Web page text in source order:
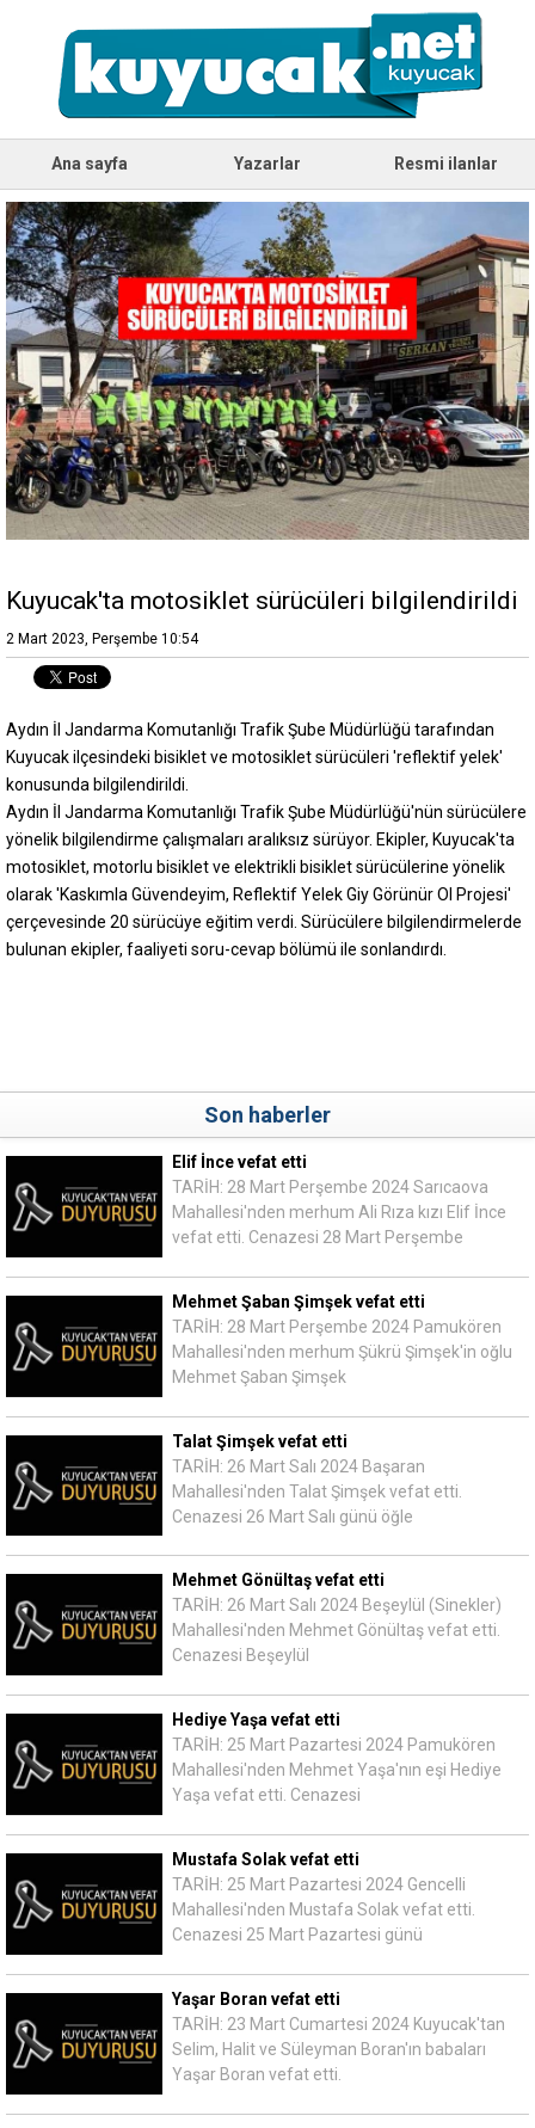
Ana sayfa Yazarlar Resmi ilanlar
Kuyucak'ta motosiklet sürücüleri bilgilendirildi
2 Mart 2023, Perşembe 10:54
Aydın İl Jandarma Komutanlığı Trafik Şube Müdürlüğü tarafından
Kuyucak ilçesindeki bisiklet ve motosiklet sürücüleri 'reflektif yelek'
konusunda bilgilendirildi.
Aydın İl Jandarma Komutanlığı Trafik Şube Müdürlüğü'nün sürücülere
yönelik bilgilendirme çalışmaları aralıksız sürüyor. Ekipler, Kuyucak'ta
motosiklet, motorlu bisiklet ve elektrikli bisiklet sürücülerine yönelik
olarak 'Kaskımla Güvendeyim, Reflektif Yelek Giy Görünür Ol Projesi'
çerçevesinde 20 sürücüye eğitim verdi. Sürücülere bilgilendirmelerde
bulunan ekipler, faaliyeti soru-cevap bölümü ile sonlandırdı.
Son haberler
Elif İnce vefat etti
TARİH: 28 Mart Perşembe 2024 Sarıcaova
Mahallesi'nden merhum Ali Rıza kızı Elif İnce
vefat etti. Cenazesi 28 Mart Perşembe
Mehmet Şaban Şimşek vefat etti
TARİH: 28 Mart Perşembe 2024 Pamukören
Mahallesi'nden merhum Şükrü Şimşek'in oğlu
Mehmet Şaban Şimşek
Talat Şimşek vefat etti
TARİH: 26 Mart Salı 2024 Başaran
Mahallesi'nden Talat Şimşek vefat etti.
Cenazesi 26 Mart Salı günü öğle
Mehmet Gönültaş vefat etti
TARİH: 26 Mart Salı 2024 Beşeylül (Sinekler)
Mahallesi'nden Mehmet Gönültaş vefat etti.
Cenazesi Beşeylül
Hediye Yaşa vefat etti
TARİH: 25 Mart Pazartesi 2024 Pamukören
Mahallesi'nden Mehmet Yaşa'nın eşi Hediye
Yaşa vefat etti. Cenazesi
Mustafa Solak vefat etti
TARİH: 25 Mart Pazartesi 2024 Gencelli
Mahallesi'nden Mustafa Solak vefat etti.
Cenazesi 25 Mart Pazartesi günü
Yaşar Boran vefat etti
TARİH: 23 Mart Cumartesi 2024 Kuyucak'tan
Selim, Halit ve Süleyman Boran'ın babaları
Yaşar Boran vefat etti.